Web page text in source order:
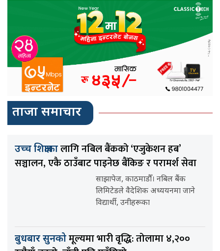
ताजा समाचार
उच्च शिक्षाकालागि नबिल बैंकको ‘एजुकेशन हब’
सञ्चालन, एकै ठाउँबाट पाइनेछ बैंकिङ र परामर्श सेवा
साझापेज, काठमाडौँ। नबिल बैंक
लिमिटेडले वैदेशिक अध्ययनमा जाने
विद्यार्थी, उनीहरूका
बुधबार सुनकोमूल्यमा भारी वृद्धि: तोलामा ४,२००